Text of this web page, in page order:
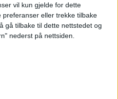
vil kun gjelde for dette
eller trekke tilbake
gå tilbake til dette nettstedet og
nederst på nettsiden.
land.
i Oslo, mot